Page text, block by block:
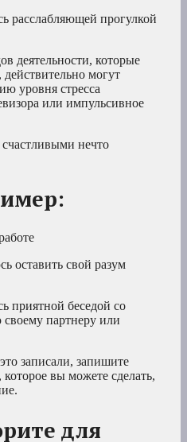
расслабляющей прогулкой
деятельности, которые
могут
уровня стресса
или импульсивное
нечто
оставить свой разум
приятной беседой со
партнеру или
записали, запишите
которое вы можете сделать,
для